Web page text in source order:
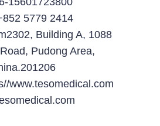
5779 2414
Building A, 1088
Pudong Area,
www.tesomedical.com